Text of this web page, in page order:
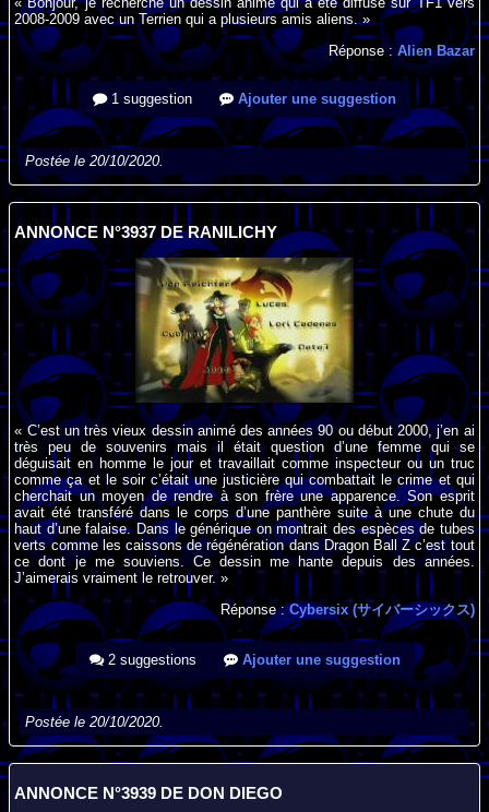
2008-2009 avec un Terrien qui a plusieurs amis aliens. »
Réponse :Alien Bazar
1 suggestion Ajouter une suggestion
Postée le 20/10/2020.
ANNONCE N°3937 DE RANILICHY
« C’est un très vieux dessin animé des années 90 ou début 2000, j’en ai
très peu de souvenirs mais il était question d’une femme qui se
déguisait en homme le jour et travaillait comme inspecteur ou un truc
comme ça et le soir c’était une justicière qui combattait le crime et qui
cherchait un moyen de rendre à son frère une apparence. Son esprit
avait été transféré dans le corps d’une panthère suite à une chute du
haut d’une falaise. Dans le générique on montrait des espèces de tubes
verts comme les caissons de régénération dans Dragon Ball Z c’est tout
ce dont je me souviens. Ce dessin me hante depuis des années.
J’aimerais vraiment le retrouver. »
Réponse :Cybersix (サイバーシックス)
2 suggestions Ajouter une suggestion
Postée le 20/10/2020.
ANNONCE N°3939 DE DON DIEGO